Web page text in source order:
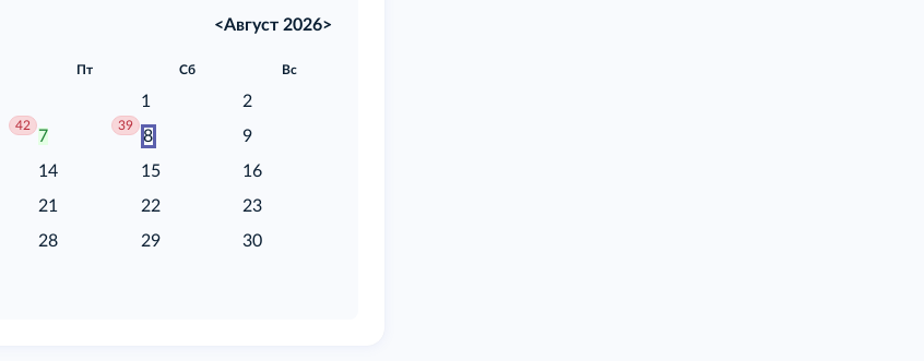
<Август 2026>
Пт Сб Вс
1 2
42 39
7 8 9
14 15
16
21 22
23
28 29
30